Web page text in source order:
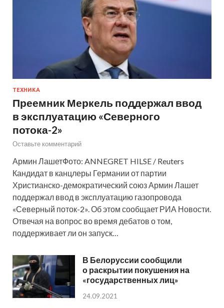
ТЕХНИКА
Преемник Меркель поддержал ввод
в эксплуатацию «Северного
потока-2»
Оставьте комментарий
Армин ЛашетФото: ANNEGRET HILSE / Reuters
Кандидат в канцлеры Германии от партии
Христианско-демократический союз Армин Лашет
поддержал ввод в эксплуатацию газопровода
«Северный поток-2». Об этом сообщает РИА Новости.
Отвечая на вопрос во время дебатов о том,
поддерживает ли он запуск…
В Белоруссии сообщили
о раскрытии покушения на
«государственных лиц»
24.09.2021